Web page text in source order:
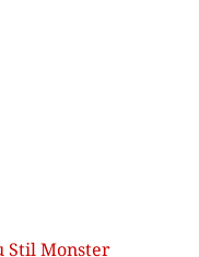
Stil Monster